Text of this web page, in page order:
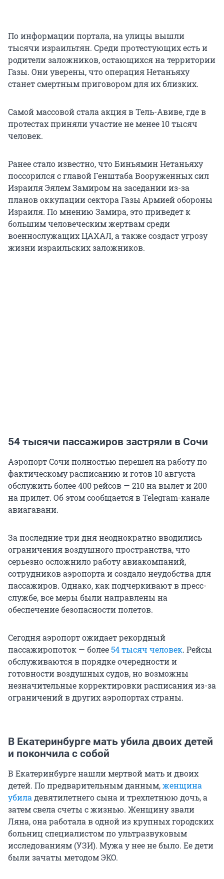
По информации портала, на улицы вышли
тысячи израильтян. Среди протестующих есть и
родители заложников, остающихся на территории
Газы. Они уверены, что операция Нетаньяху
станет смертным приговором для их близких.
Самой массовой стала акция в Тель-Авиве, где в
протестах приняли участие не менее 10 тысяч
человек.
Ранее стало известно, что Биньямин Нетаньяху
поссорился с главой Генштаба Вооруженных сил
Израиля Эялем Замиром на заседании из-за
планов оккупации сектора Газы Армией обороны
Израиля. По мнению Замира, это приведет к
большим человеческим жертвам среди
военнослужащих ЦАХАЛ, а также создаст угрозу
жизни израильских заложников.
54 тысячи пассажиров застряли в Сочи
Аэропорт Сочи полностью перешел на работу по
фактическому расписанию и готов 10 августа
обслужить более 400 рейсов — 210 на вылет и 200
на прилет. Об этом сообщается в Telegram-канале
авиагавани.
За последние три дня неоднократно вводились
ограничения воздушного пространства, что
серьезно осложнило работу авиакомпаний,
сотрудников аэропорта и создало неудобства для
пассажиров. Однако, как подчеркивают в пресс-
службе, все меры были направлены на
обеспечение безопасности полетов.
Сегодня аэропорт ожидает рекордный
пассажиропоток — более54 тысяч человек. Рейсы
обслуживаются в порядке очередности и
готовности воздушных судов, но возможны
незначительные корректировки расписания из-за
ограничений в других аэропортах страны.
В Екатеринбурге мать убила двоих детей
и покончила с собой
В Екатеринбурге нашли мертвой мать и двоих
детей. По предварительным данным,женщина
убиладевятилетнего сына и трехлетнюю дочь, а
затем свела счеты с жизнью. Женщину звали
Ляна, она работала в одной из крупных городских
больниц специалистом по ультразвуковым
исследованиям (УЗИ). Мужа у нее не было. Ее дети
были зачаты методом ЭКО.